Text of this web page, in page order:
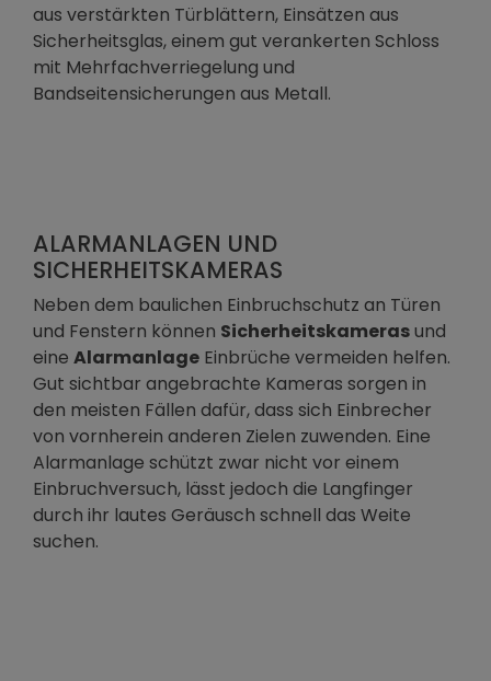
aus verstärkten Türblättern, Einsätzen aus
Sicherheitsglas, einem gut verankerten Schloss
mit Mehrfachverriegelung und
Bandseitensicherungen aus Metall.
ALARMANLAGEN UND
SICHERHEITSKAMERAS
Neben dem baulichen Einbruchschutz an Türen
und Fenstern können Sicherheitskamerasund
eine Alarmanlage Einbrüche vermeiden helfen.
Gut sichtbar angebrachte Kameras sorgen in
den meisten Fällen dafür, dass sich Einbrecher
von vornherein anderen Zielen zuwenden. Eine
Alarmanlage schützt zwar nicht vor einem
Einbruchversuch, lässt jedoch die Langfinger
durch ihr lautes Geräusch schnell das Weite
suchen.